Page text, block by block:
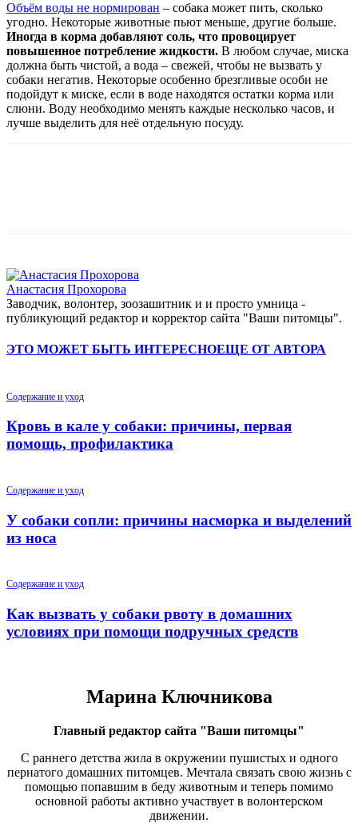
Объём воды не нормирован – собака может пить, сколько
угодно. Некоторые животные пьют меньше, другие больше.
Иногда в корма добавляют соль, что провоцирует
повышенное потребление жидкости. В любом случае, миска
должна быть чистой, а вода – свежей, чтобы не вызвать у
собаки негатив. Некоторые особенно брезгливые особи не
подойдут к миске, если в воде находятся остатки корма или
слюни. Воду необходимо менять каждые несколько часов, и
лучше выделить для неё отдельную посуду.
Анастасия Прохорова
Заводчик, волонтер, зоозашитник и и просто умница -
публикующий редактор и корректор сайта "Ваши питомцы".
ЭТО МОЖЕТ БЫТЬ ИНТЕРЕСНОЕЩЕ ОТ АВТОРА
Содержание и уход
Кровь в кале у собаки: причины, первая
помощь, профилактика
Содержание и уход
У собаки сопли: причины насморка и выделений
из носа
Содержание и уход
Как вызвать у собаки рвоту в домашних
условиях при помощи подручных средств
Марина Ключникова
Главный редактор сайта "Ваши питомцы"
С раннего детства жила в окружении пушистых и одного
пернатого домашних питомцев. Мечтала связать свою жизнь с
помощью попавшим в беду животным и теперь помимо
основной работы активно участвует в волонтерском
движении.